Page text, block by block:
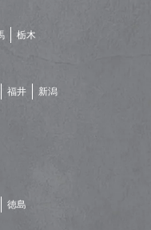
栃木
福井 新潟
徳島